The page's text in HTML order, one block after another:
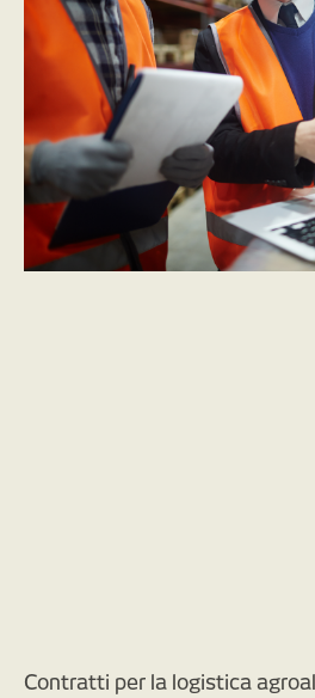
Contratti per la logistica